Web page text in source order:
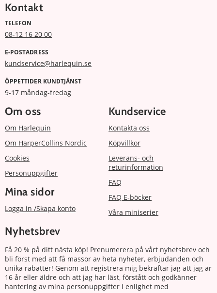
Kontakt
TELEFON
08-12 16 20 00
E-POSTADRESS
kundservice@harlequin.se
ÖPPETTIDER KUNDTJÄNST
9-17 måndag-fredag
Om oss
Om Harlequin
Om HarperCollins Nordic
Cookies
Personuppgifter
Mina sidor
Logga in /Skapa konto
Kundservice
Kontakta oss
Köpvillkor
Leverans- och
returinformation
FAQ
FAQ E-böcker
Våra miniserier
Nyhetsbrev
Få 20 % på ditt nästa köp! Prenumerera på vårt nyhetsbrev och
bli först med att få massor av heta nyheter, erbjudanden och
unika rabatter! Genom att registrera mig bekräftar jag att jag är
16 år eller äldre och att jag har läst, förstått och godkänner
hantering av mina personuppgifter i enlighet med